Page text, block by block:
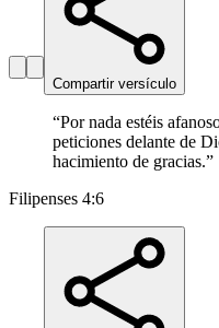
Compartir versículo
“Por nada estéis
peticiones delante de
hacimiento de gracias.”
Filipenses 4:6